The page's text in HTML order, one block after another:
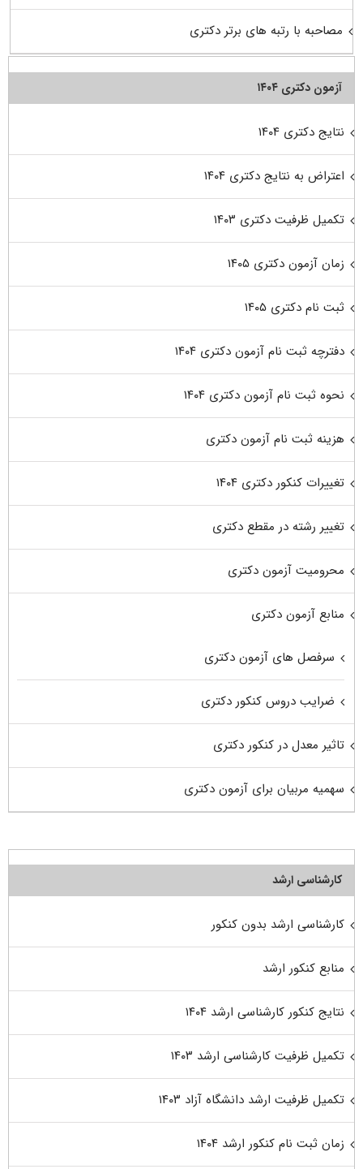
مصاحبه با رتبه های برتر دکتری
آزمون دکتری ۱۴۰۴
نتایج دکتری ۱۴۰۴
اعتراض به نتایج دکتری ۱۴۰۴
تکمیل ظرفیت دکتری ۱۴۰۳
زمان آزمون دکتری ۱۴۰۵
ثبت نام دکتری ۱۴۰۵
دفترچه ثبت نام آزمون دکتری ۱۴۰۴
نحوه ثبت نام آزمون دکتری ۱۴۰۴
هزینه ثبت نام آزمون دکتری
تغییرات کنکور دکتری ۱۴۰۴
تغییر رشته در مقطع دکتری
محرومیت آزمون دکتری
منابع آزمون دکتری
سرفصل های آزمون دکتری
ضرایب دروس کنکور دکتری
تاثیر معدل در کنکور دکتری
سهمیه مربیان برای آزمون دکتری
کارشناسی ارشد
کارشناسی ارشد بدون کنکور
منابع کنکور ارشد
نتایج کنکور کارشناسی ارشد ۱۴۰۴
تکمیل ظرفیت کارشناسی ارشد ۱۴۰۳
تکمیل ظرفیت ارشد دانشگاه آزاد ۱۴۰۳
زمان ثبت نام کنکور ارشد ۱۴۰۴